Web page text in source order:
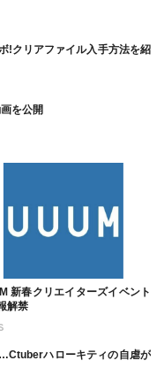
!クリアファイル入手方法を紹
を公開
新春クリエイターズイベント
解禁
ハローキティの自虐が